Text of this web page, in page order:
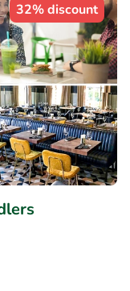
32% discount